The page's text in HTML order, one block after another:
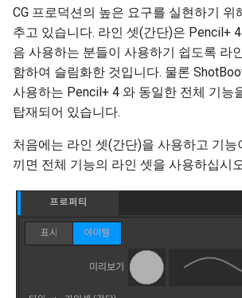
요
빌트인 에셋
렌더링 설정
정보
프로퍼티(속성)
콘솔
거리 사이즈 감쇠
CG 프로덕션의 높은 요구를 실현하기 위
추고 있습니다. 라인 셋(간단)은 Pencil+
음 사용하는 분들이 사용하기 쉽도록 라
함하여 슬림화한 것입니다. 물론
사용하는 Pencil+ 4 와 동일한 전체 기능
탑재되어 있습니다.
처음에는 라인 셋(간단)을 사용하고 기능
끼면 전체 기능의 라인 셋을 사용하십시